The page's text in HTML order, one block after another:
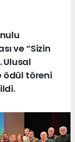
ve “Sizin
Ulusal
ödül töreni